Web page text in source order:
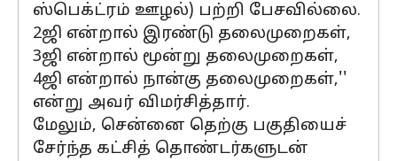
ஸ்பெக்ட்ரம் ஊழல்) பற்றி பேசவில்லை.
2ஜி என்றால் இரண்டு தலைமுறைகள்,
3ஜி என்றால் மூன்று தலைமுறைகள்,
4ஜி என்றால் நான்கு தலைமுறைகள்,''
என்று அவர் விமர்சித்தார்.
மேலும், சென்னை தெற்கு பகுதியைச்
சேர்ந்த கட்சித் தொண்டர்களுடன்